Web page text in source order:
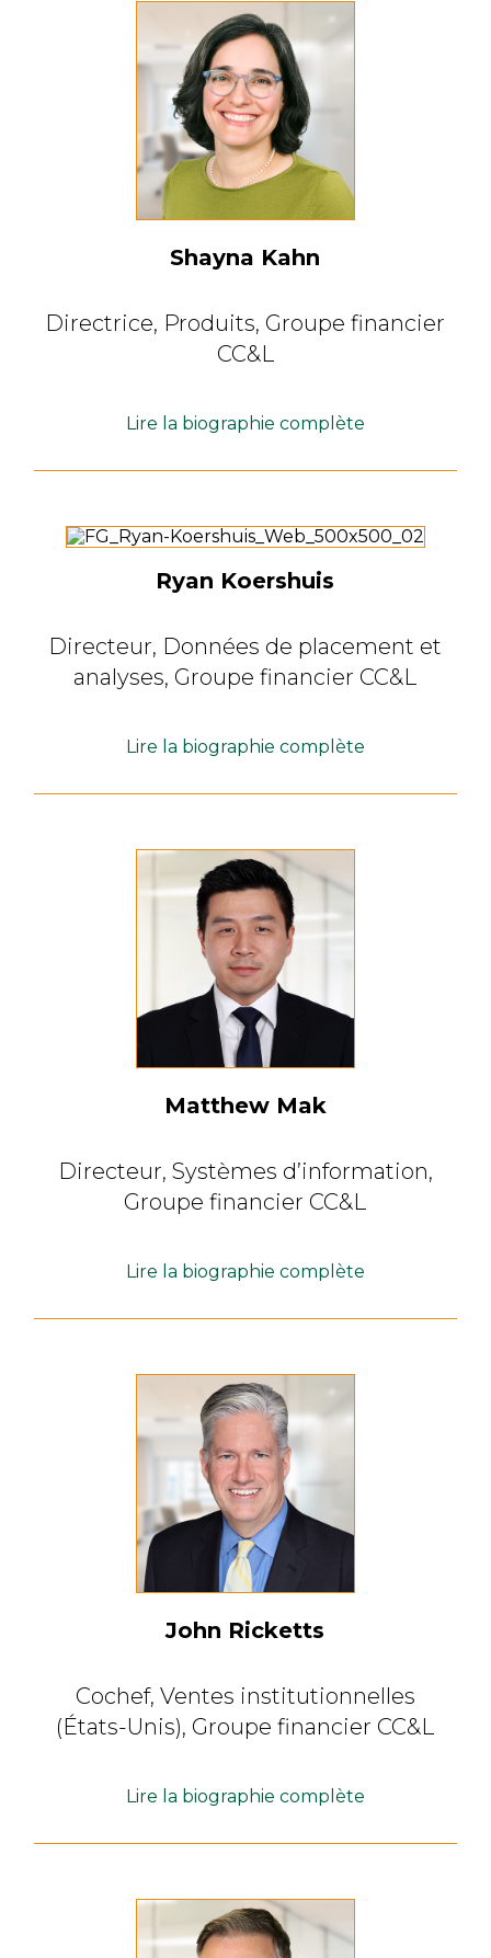
Shayna Kahn
Directrice, Produits, Groupe financier
CC&L
Lire la biographie complète
Ryan Koershuis
Directeur, Données de placement et
analyses, Groupe financier CC&L
Lire la biographie complète
Matthew Mak
Directeur, Systèmes d’information,
Groupe financier CC&L
Lire la biographie complète
John Ricketts
Cochef, Ventes institutionnelles
(États-Unis), Groupe financier CC&L
Lire la biographie complète